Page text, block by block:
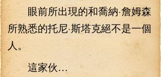
眼前所出現的和喬納·詹姆森
所熟悉的托尼·斯塔克絕不是一個
人。
這家伙…